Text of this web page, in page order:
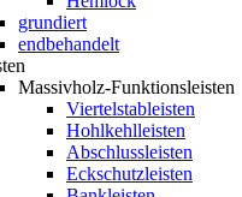
grundiert
endbehandelt
Massivholz-Funktionsleisten
Viertelstableisten
Hohlkehlleisten
Abschlussleisten
Eckschutzleisten